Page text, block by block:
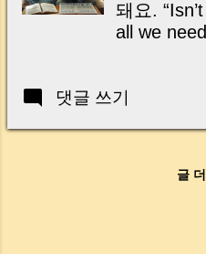
다. 또 어떤 분은 이렇게
인데 왜 내 통장으로 안
사실은 ‘구조’를 몰라서
서 오늘은 잔금일에 실
는지, 왜 사고가 나는지
드리겠습니다. 이 글 하
돼요.
all we
itself. 출퇴
요.
댓글 쓰기
글